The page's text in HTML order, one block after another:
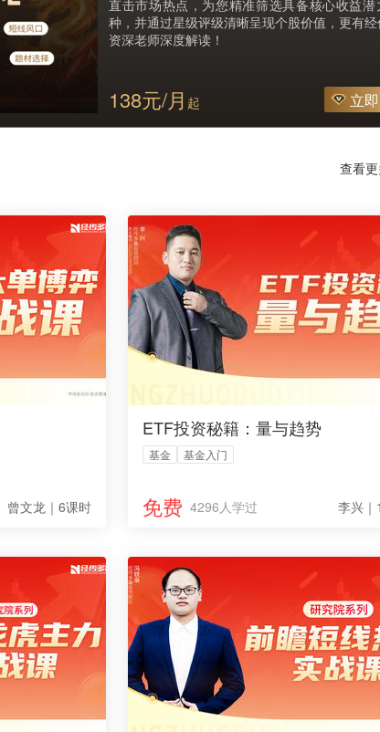
直击市场热点，为您精准筛选具备核心收益潜
种，并通过星级评级清晰呈现个股价值，更有
资深老师深度解读！
138元/月 起 立
查看
曾文龙｜6课时
ETF投资秘籍：量与趋势
基金 基金入门
免费 4296人学过 李兴